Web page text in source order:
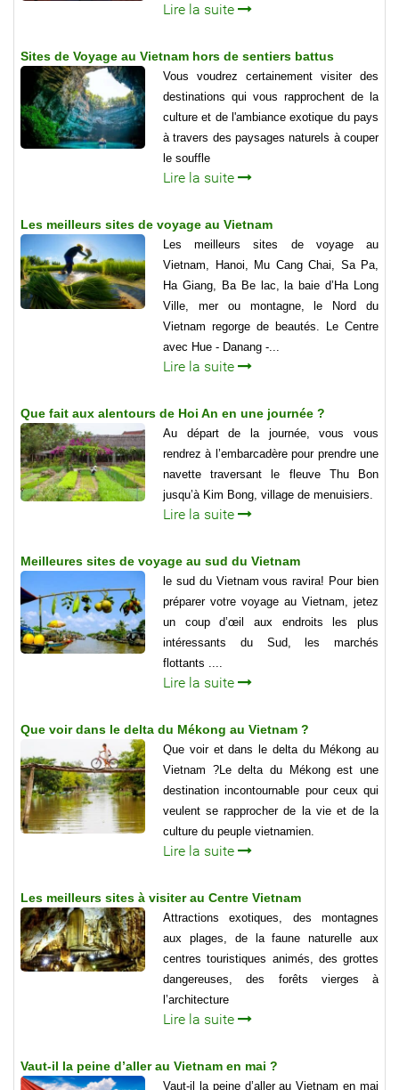
Lire la suite
Sites de Voyage au Vietnam hors de sentiers battus
Vous voudrez certainement visiter des
destinations qui vous rapprochent de la
culture et de l'ambiance exotique du pays
à travers des paysages naturels à couper
le souffle
Lire la suite
Les meilleurs sites de voyage au Vietnam
Les meilleurs sites de voyage au
Vietnam, Hanoi, Mu Cang Chai, Sa Pa,
Ha Giang, Ba Be lac, la baie d’Ha Long
Ville, mer ou montagne, le Nord du
Vietnam regorge de beautés. Le Centre
avec Hue - Danang -...
Lire la suite
Que fait aux alentours de Hoi An en une journée ?
Au départ de la journée, vous vous
rendrez à l’embarcadère pour prendre une
navette traversant le fleuve Thu Bon
jusqu’à Kim Bong, village de menuisiers.
Lire la suite
Meilleures sites de voyage au sud du Vietnam
le sud du Vietnam vous ravira! Pour bien
préparer votre voyage au Vietnam, jetez
un coup d’œil aux endroits les plus
intéressants du Sud, les marchés
flottants ....
Lire la suite
Que voir dans le delta du Mékong au Vietnam ?
Que voir et dans le delta du Mékong au
Vietnam ?Le delta du Mékong est une
destination incontournable pour ceux qui
veulent se rapprocher de la vie et de la
culture du peuple vietnamien.
Lire la suite
Les meilleurs sites à visiter au Centre Vietnam
Attractions exotiques, des montagnes
aux plages, de la faune naturelle aux
centres touristiques animés, des grottes
dangereuses, des forêts vierges à
l’architecture
Lire la suite
Vaut-il la peine d’aller au Vietnam en mai ?
Vaut-il la peine d’aller au Vietnam en mai